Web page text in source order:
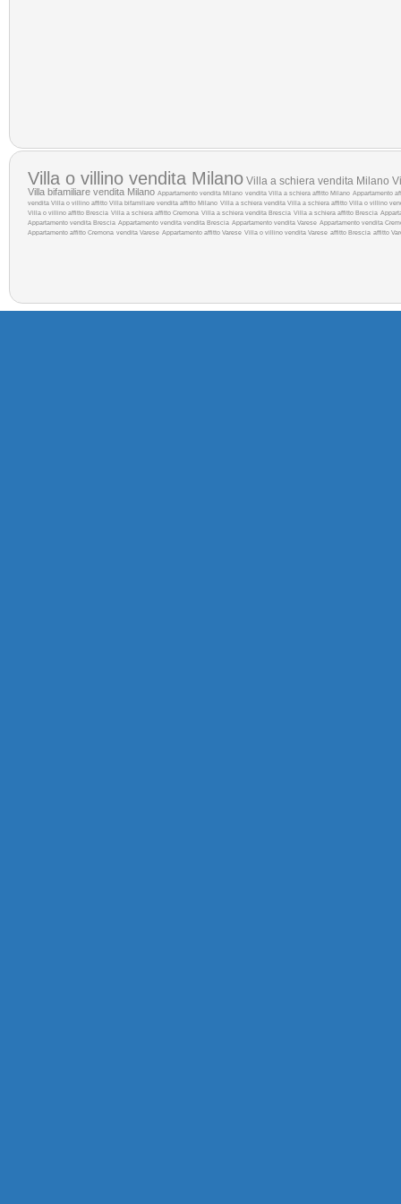
Villa o villino vendita Milano Villa a schiera vendita Milano
Villa bifamiliare vendita Milano Appartamento vendita Milano vendita Villa a schiera affitto Milano Appartamento
vendita Villa o villino affitto Villa bifamiliare vendita affitto Milano Villa a schiera vendita Villa a schiera affitto Villa o villino
Villa o villino affitto Brescia Villa a schiera affitto Cremona Villa a schiera vendita Brescia Villa a schiera affitto Brescia
Appartamento vendita Brescia Appartamento vendita vendita Brescia Appartamento vendita Varese Appartamento vendita
Appartamento affitto Cremona vendita Varese Appartamento affitto Varese Villa o villino vendita Varese affitto Brescia affitto